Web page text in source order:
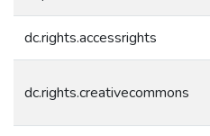
dc.rights.accessrights
dc.rights.creativecommons